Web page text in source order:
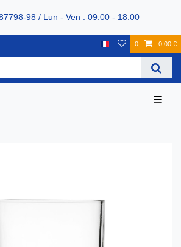
98 / Lun - Ven : 09:00 - 18:00
0 0,00 €
☰